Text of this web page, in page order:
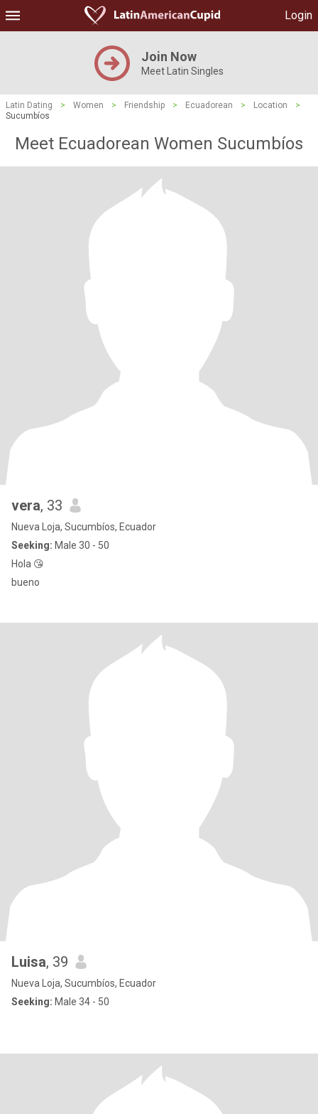
Login
Join Now
Meet Latin Singles
Latin Dating > Women > Friendship > Ecuadorean > Location
>
Sucumbíos
Meet Ecuadorean Women Sucumbíos
vera, 33
Nueva Loja, Sucumbíos, Ecuador
Seeking: Male 30 - 50
Hola 😘
bueno
Luisa, 39
Nueva Loja, Sucumbíos, Ecuador
Seeking: Male 34 - 50